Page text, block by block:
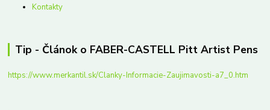
Kontakty
Tip - Článok o FABER-CASTELL Pitt Artist Pens
https://www.merkantil.sk/Clanky-Informacie-Zaujimavosti-a7_0.htm